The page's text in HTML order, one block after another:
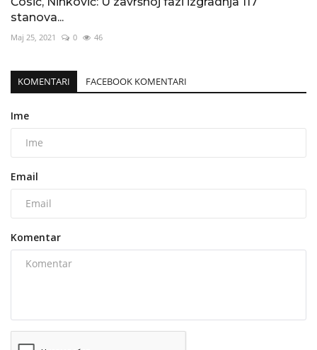
stanova...
Maj 25, 2021 0 46
KOMENTARI FACEBOOK KOMENTARI
Ime
Email
Komentar